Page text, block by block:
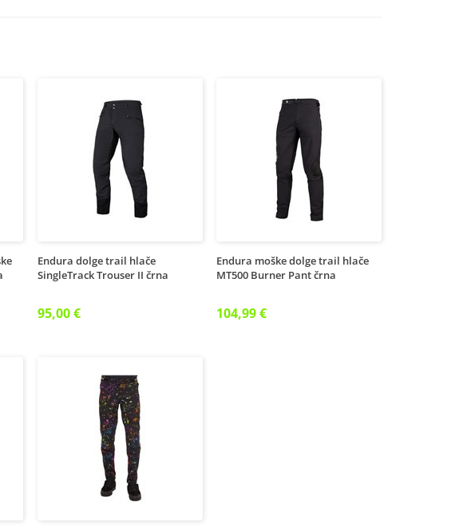
Endura dolge trail hlače
SingleTrack Trouser II črna
95,00 €
Endura moške dolge trail hlače
MT500 Burner Pant črna
104,99 €